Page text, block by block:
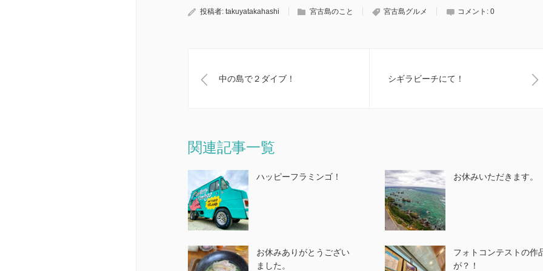
投稿者: takuyatakahashi 宮古島のこと 宮古島グルメ コメント: 0
中の島で２ダイブ！ シギラビーチにて！
関連記事一覧
ハッピーフラミンゴ！ お休みいただきます。
お休みありがとうござい
ました。
フォトコンテストの作
が？！